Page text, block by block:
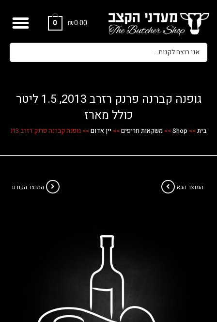
₪0.00
0
גופנה קברנה פרנק רזרב 2013, 1.5 ליטר
כולל מארז
בית>>
Shop
>>משקאות חריפים>>יין אדום>>גופנה קברנה פרנק רזרב 2013, 1.5 ליטר כולל מארז
המוצר הקודם המוצר הבא